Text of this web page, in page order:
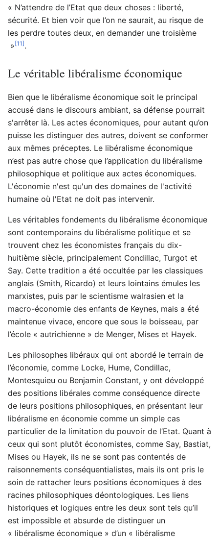
« N’attendre de l’Etat que deux choses : liberté,
sécurité. Et bien voir que l’on ne saurait, au risque de
les perdre toutes deux, en demander une troisième
»[11].
Le véritable libéralisme économique
Bien que le libéralisme économique soit le principal
accusé dans le discours ambiant, sa défense pourrait
s'arrêter là. Les actes économiques, pour autant qu’on
puisse les distinguer des autres, doivent se conformer
aux mêmes préceptes. Le libéralisme économique
n’est pas autre chose que l’application du libéralisme
philosophique et politique aux actes économiques.
L'économie n'est qu'un des domaines de l'activité
humaine où l'Etat ne doit pas intervenir.
Les véritables fondements du libéralisme économique
sont contemporains du libéralisme politique et se
trouvent chez les économistes français du dix-
huitième siècle, principalement Condillac, Turgot et
Say. Cette tradition a été occultée par les classiques
anglais (Smith, Ricardo) et leurs lointains émules les
marxistes, puis par le scientisme walrasien et la
macro-économie des enfants de Keynes, mais a été
maintenue vivace, encore que sous le boisseau, par
l’école « autrichienne » de Menger, Mises et Hayek.
Les philosophes libéraux qui ont abordé le terrain de
l’économie, comme Locke, Hume, Condillac,
Montesquieu ou Benjamin Constant, y ont développé
des positions libérales comme conséquence directe
de leurs positions philosophiques, en présentant leur
libéralisme en économie comme un simple cas
particulier de la limitation du pouvoir de l’Etat. Quant à
ceux qui sont plutôt économistes, comme Say, Bastiat,
Mises ou Hayek, ils ne se sont pas contentés de
raisonnements conséquentialistes, mais ils ont pris le
soin de rattacher leurs positions économiques à des
racines philosophiques déontologiques. Les liens
historiques et logiques entre les deux sont tels qu’il
est impossible et absurde de distinguer un
« libéralisme économique » d’un « libéralisme